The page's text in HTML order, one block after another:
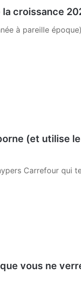
croissance
à pareille
(et utilise
Carrefour qui
vous ne